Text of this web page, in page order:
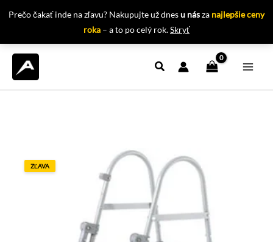
Prečo čakať inde na zľavu? Nakupujte už dnesu násza najlepšie ceny
roka – a to po celý rok.Skryť
Preskočiť
ZĽAVA